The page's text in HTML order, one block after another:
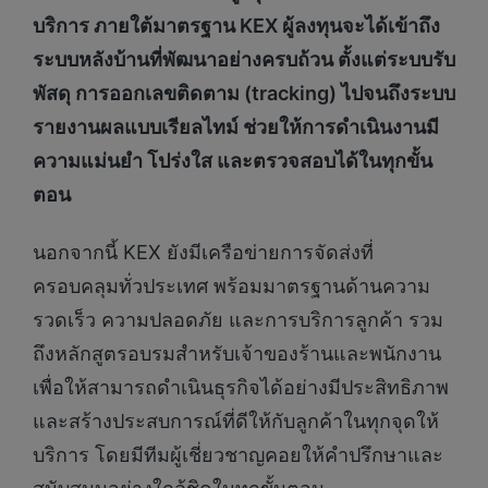
บริการ ภายใต้มาตรฐาน KEX ผู้ลงทุนจะได้เข้าถึง
ระบบหลังบ้านที่พัฒนาอย่างครบถ้วน ตั้งแต่ระบบรับ
พัสดุ การออกเลขติดตาม (tracking) ไปจนถึงระบบ
รายงานผลแบบเรียลไทม์ ช่วยให้การดำเนินงานมี
ความแม่นยำ โปร่งใส และตรวจสอบได้ในทุกขั้น
ตอน
นอกจากนี้ KEX ยังมีเครือข่ายการจัดส่งที่
ครอบคลุมทั่วประเทศ พร้อมมาตรฐานด้านความ
รวดเร็ว ความปลอดภัย และการบริการลูกค้า รวม
ถึงหลักสูตรอบรมสำหรับเจ้าของร้านและพนักงาน
เพื่อให้สามารถดำเนินธุรกิจได้อย่างมีประสิทธิภาพ
และสร้างประสบการณ์ที่ดีให้กับลูกค้าในทุกจุดให้
บริการ โดยมีทีมผู้เชี่ยวชาญคอยให้คำปรึกษาและ